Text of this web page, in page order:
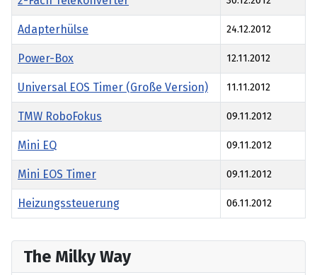
The Milky Way
Adapterhülse 24.12.2012
Power-Box 12.11.2012
Universal EOS Timer (Große Version) 11.11.2012
TMW RoboFokus 09.11.2012
Mini EQ 09.11.2012
Mini EOS Timer 09.11.2012
Heizungssteuerung 06.11.2012